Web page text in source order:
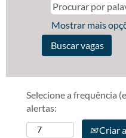
Mostrar mais
Selecione a frequência
alertas:
Criar